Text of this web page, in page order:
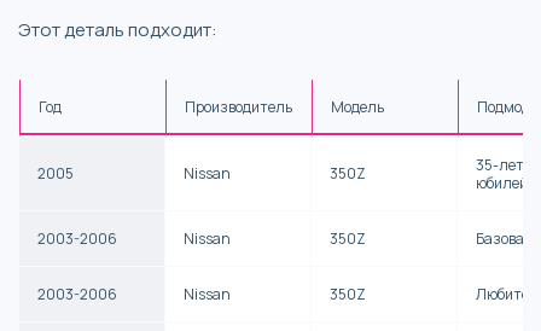
Этот деталь подходит:
Год Производитель Модель
2005 Nissan 350Z
35-
2003-2006 Nissan 350Z Базовая
2003-2006 Nissan 350Z